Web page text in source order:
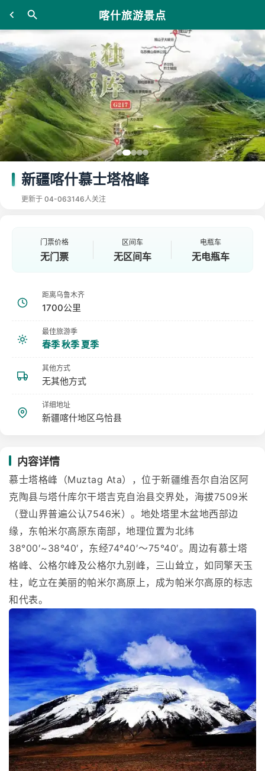
喀什旅游景点
新疆喀什慕士塔格峰
更新于 04-063146人关注
门票价格
无门票
区间车
无区间车
电瓶车
无电瓶车
距离乌鲁木齐
1700公里
最佳旅游季
春季 秋季 夏季
其他方式
无其他方式
详细地址
新疆喀什地区乌恰县
内容详情
慕士塔格峰（Muztag Ata），位于新疆维吾尔自治区阿
克陶县与塔什库尔干塔吉克自治县交界处，海拔7509米
（登山界普遍公认7546米）。地处塔里木盆地西部边
缘，东帕米尔高原东南部，地理位置为北纬
38°00′~38°40′，东经74°40′～75°40′。周边有慕士塔
格峰、公格尔峰及公格尔九别峰，三山耸立，如同擎天玉
柱，屹立在美丽的帕米尔高原上，成为帕米尔高原的标志
和代表。